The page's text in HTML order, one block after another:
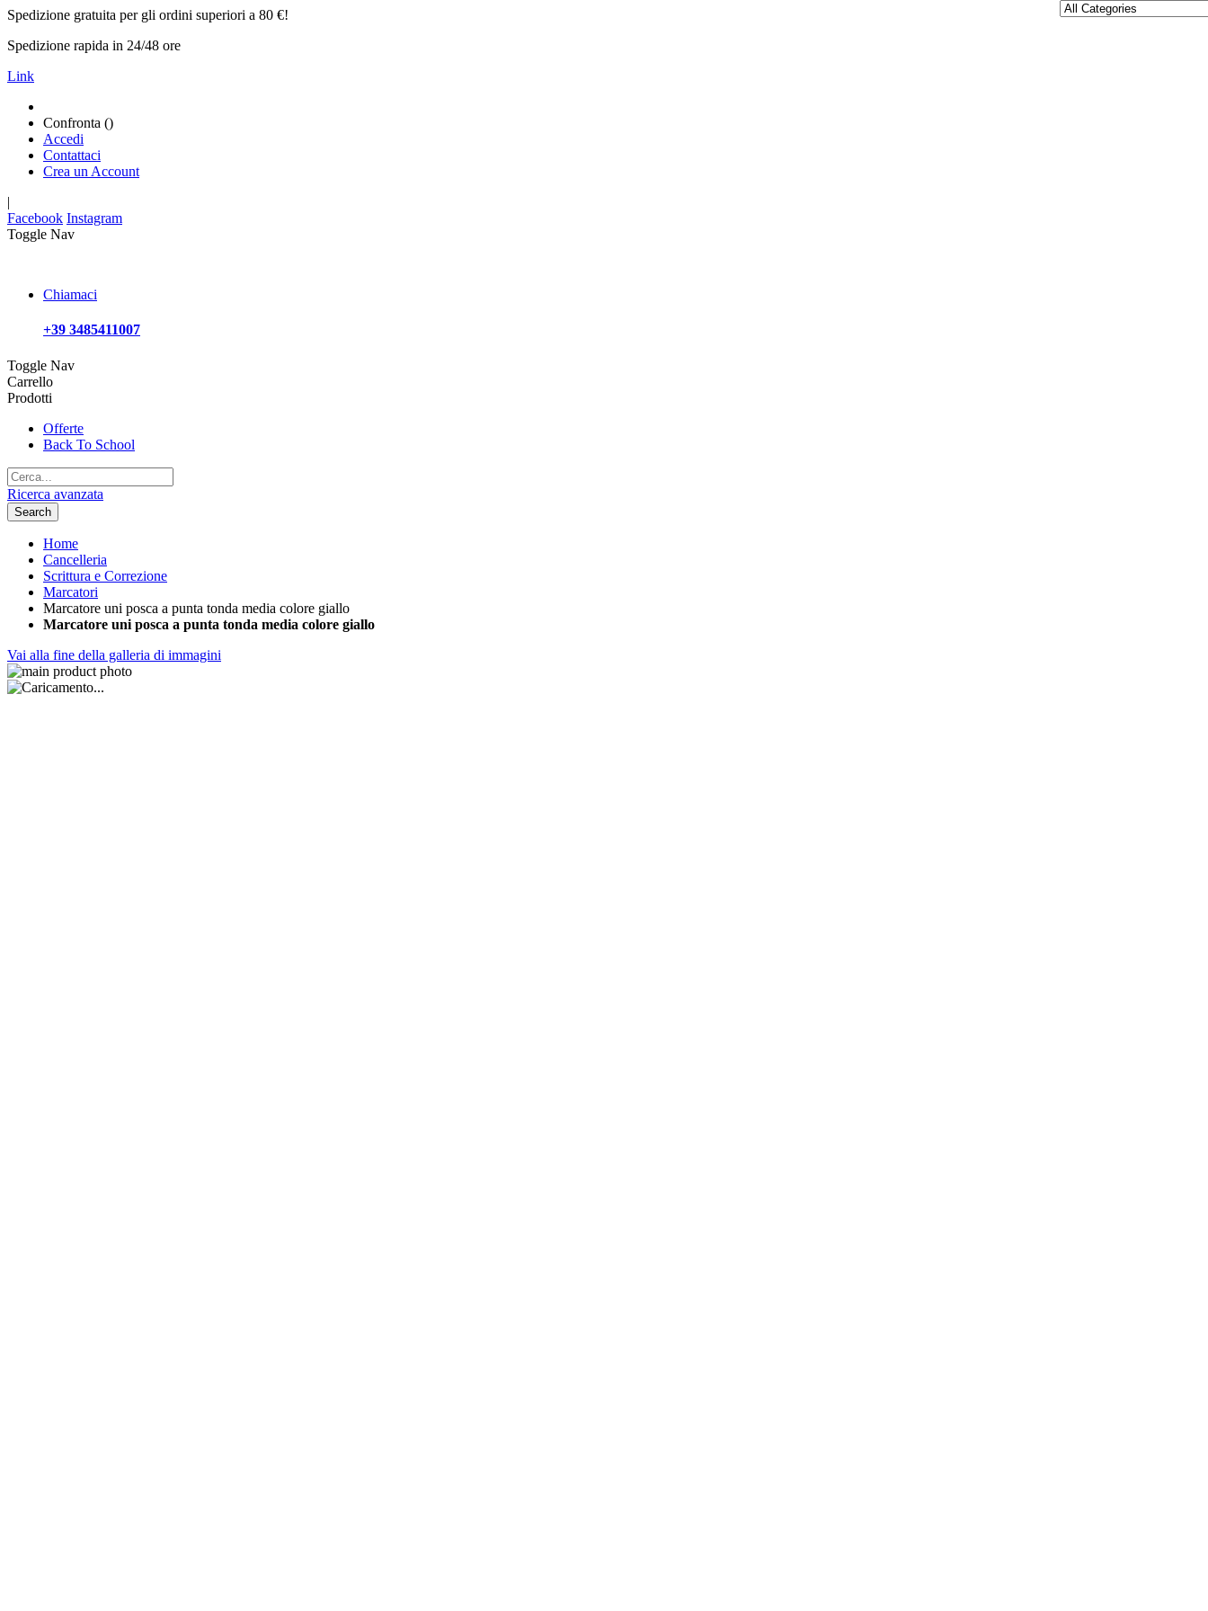
Spedizione gratuita per gli ordini superiori a 80 €!
Spedizione rapida in 24/48 ore
Link
Confronta ()
Accedi
Contattaci
Crea un Account
|
Facebook Instagram
Toggle Nav
Chiamaci
+39 3485411007
Toggle Nav
Carrello
Prodotti
Offerte
Back To School
Ricerca avanzata
Search
Home
Cancelleria
Scrittura e Correzione
Marcatori
Marcatore uni posca a punta tonda media colore giallo
Marcatore uni posca a punta tonda media colore giallo
Vai alla fine della galleria di immagini